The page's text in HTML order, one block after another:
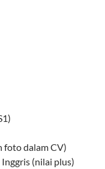
foto dalam CV)
(nilai plus)